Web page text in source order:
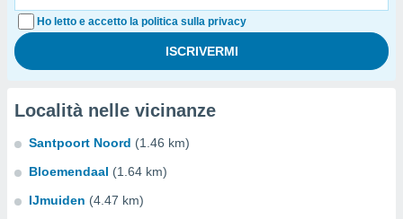
Ho letto e accetto la politica sulla privacy
Località nelle vicinanze
Santpoort Noord (1.46 km)
Bloemendaal (1.64 km)
IJmuiden (4.47 km)